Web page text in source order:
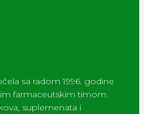
sa radom 1996. godine
farmaceutskim timom.
suplemenata i